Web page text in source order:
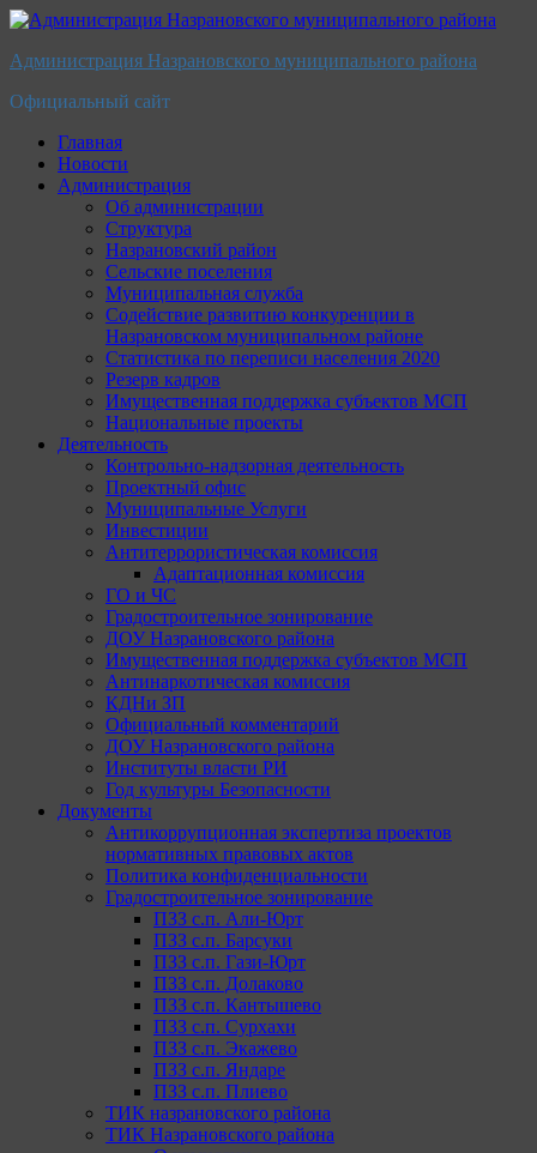
Перейти
содержимому
Администрация Назрановского муниципального района
Официальный сайт
Главная
Новости
Администрация
Об администрации
Структура
Назрановский район
Сельские поселения
Муниципальная служба
Содействие развитию конкуренции в
Назрановском муниципальном районе
Статистика по переписи населения 2020
Резерв кадров
Имущественная поддержка субъектов МСП
Национальные проекты
Деятельность
Контрольно-надзорная деятельность
Проектный офис
Муниципальные Услуги
Инвестиции
Антитеррористическая комиссия
Адаптационная комиссия
ГО и ЧС
Градостроительное зонирование
ДОУ Назрановского района
Имущественная поддержка субъектов МСП
Антинаркотическая комиссия
КДНи ЗП
Официальный комментарий
ДОУ Назрановского района
Институты власти РИ
Год культуры Безопасности
Документы
Антикоррупционная экспертиза проектов
нормативных правовых актов
Политика конфиденциальности
Градостроительное зонирование
ПЗЗ с.п. Али-Юрт
ПЗЗ с.п. Барсуки
ПЗЗ с.п. Гази-Юрт
ПЗЗ с.п. Долаково
ПЗЗ с.п. Кантышево
ПЗЗ с.п. Сурхахи
ПЗЗ с.п. Экажево
ПЗЗ с.п. Яндаре
ПЗЗ с.п. Плиево
ТИК назрановского района
ТИК Назрановского района